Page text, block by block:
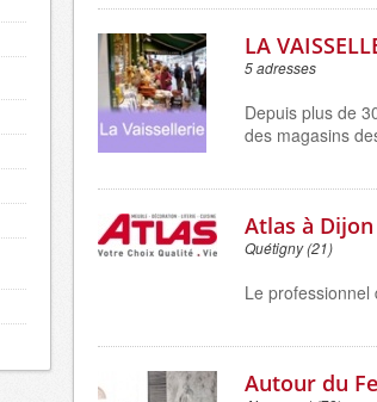
LA
5 adresses
Depuis plus de
des magasins
Atlas à
Quétigny (21)
Le professionnel
Autour du